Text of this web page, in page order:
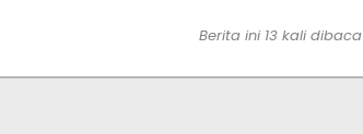
Berita ini 13 kali dibaca